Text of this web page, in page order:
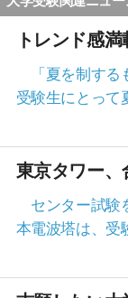
トレンド感
「夏を制する
受験生にとって
東京タワー
センター試験
本電波塔は、受